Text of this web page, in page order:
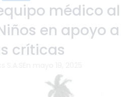
médico al
en apoyo a
críticas